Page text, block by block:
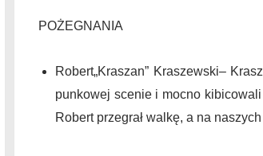
POŻEGNANIA
Robert„Kraszan” Kraszewski–
punkowej scenie i mocno
Robert przegrał walkę, a na